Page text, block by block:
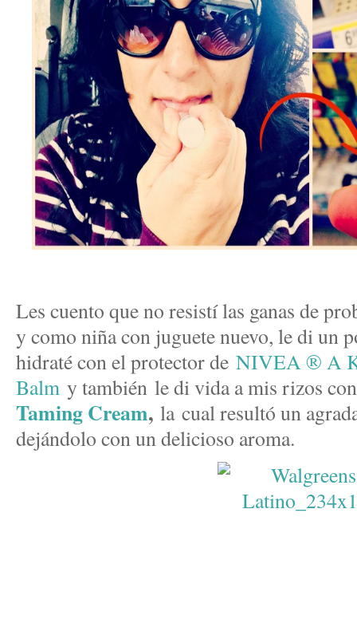
Les cuento que no resistí las ganas de
y como niña con juguete nuevo, le di un
hidraté con el protector de NIVEA ® A
Balm y también le di vida a mis rizos
Taming Cream, la cual resultó un
dejándolo con un delicioso aroma.